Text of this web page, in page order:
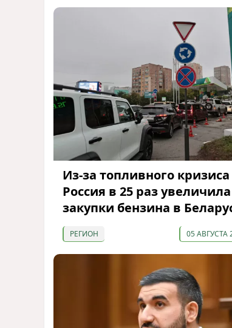
Из-за топливного кризиса
Россия в 25 раз увеличила
закупки бензина в
РЕГИОН 05 АВГУСТА